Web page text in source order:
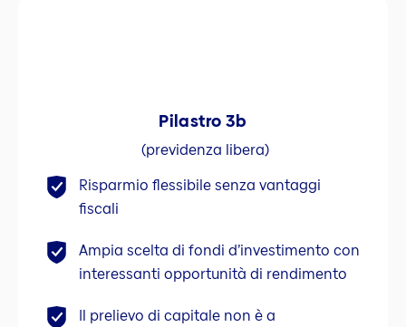
Pilastro 3b
(previdenza libera)
Risparmio flessibile senza vantaggi
fiscali
Ampia scelta di fondi d’investimento con
interessanti opportunità di rendimento
Il prelievo di capitale non è a